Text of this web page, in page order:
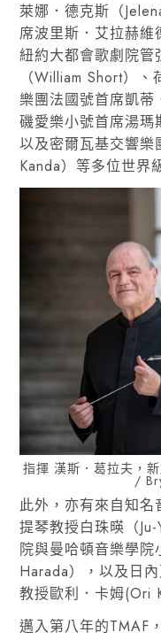
萊娜．德克斯（
席波里斯．艾拉赫維
紐約大都會歌劇院
（William Short）
樂團法國號首席凱
磯愛樂小號首席湯瑪
以及密爾瓦基交響樂
Kanda）等多位世界
指揮 漢斯．葛拉夫，
/
此外，亦有來自知
提琴教授白珠暎（
院與曼哈頓音樂學
Harada），以及日
教授歐利．卡姆(Ori
邁入第八年的TMAF